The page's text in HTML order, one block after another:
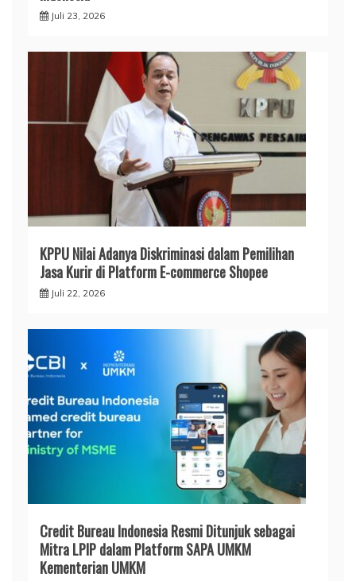
Juli 23, 2026
KPPU Nilai Adanya Diskriminasi dalam Pemilihan
Jasa Kurir di Platform E-commerce Shopee
Juli 22, 2026
Credit Bureau Indonesia Resmi Ditunjuk sebagai
Mitra LPIP dalam Platform SAPA UMKM
Kementerian UMKM